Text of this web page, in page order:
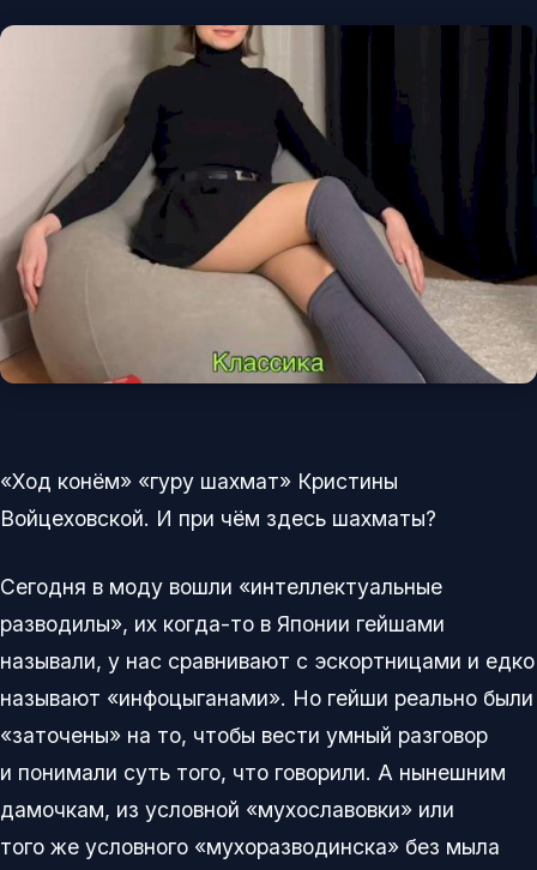
«Ход конём» «гуру шахмат» Кристины
Войцеховской. И при чём здесь шахматы?
Сегодня в моду вошли «интеллектуальные
разводилы», их когда-то в Японии гейшами
называли, у нас сравнивают с эскортницами и едко
называют «инфоцыганами». Но гейши реально были
«заточены» на то, чтобы вести умный разговор
и понимали суть того, что говорили. А нынешним
дамочкам, из условной «мухославовки» или
того же условного «мухоразводинска» без мыла